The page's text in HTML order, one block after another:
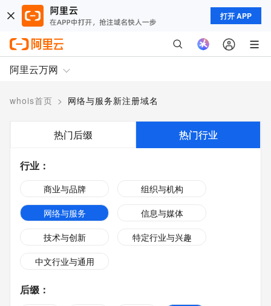
打开 APP
阿里云万网
whois首页 > 网络与服务新注册域名
热门后缀 热门行业
行业 ：
商业与品牌
组织与机构
网络与服务
信息与媒体
技术与创新
特定行业与兴趣
中文行业与通用
后缀 ：